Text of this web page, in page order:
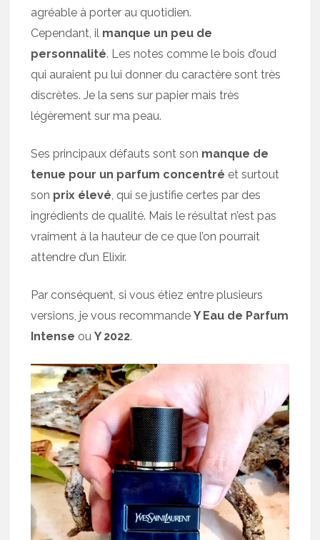
agréable à porter au quotidien.
Cependant, il manque un peu de
personnalité. Les notes comme le bois d’oud
qui auraient pu lui donner du caractère sont très
discrètes. Je la sens sur papier mais très
légèrement sur ma peau.
Ses principaux défauts sont son manque de
tenue pour un parfum concentré et surtout
son prix élevé , qui se justifie certes par des
ingrédients de qualité. Mais le résultat n’est pas
vraiment à la hauteur de ce que l’on pourrait
attendre d’un Elixir.
Par conséquent, si vous étiez entre plusieurs
versions, je vous recommandeY Eau de Parfum
Intense ouY 2022.